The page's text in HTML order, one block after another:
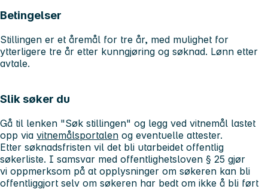
Betingelser
Stillingen er et åremål for tre år, med mulighet for
ytterligere tre år etter kunngjøring og søknad. Lønn etter
avtale.
Slik søker du
Gå til lenken "Søk stillingen" og legg ved vitnemål lastet
opp via vitnemålsportalen og eventuelle attester.
Etter søknadsfristen vil det bli utarbeidet offentlig
søkerliste. I samsvar med offentlighetsloven § 25 gjør
vi oppmerksom på at opplysninger om søkeren kan bli
offentliggjort selv om søkeren har bedt om ikke å bli ført